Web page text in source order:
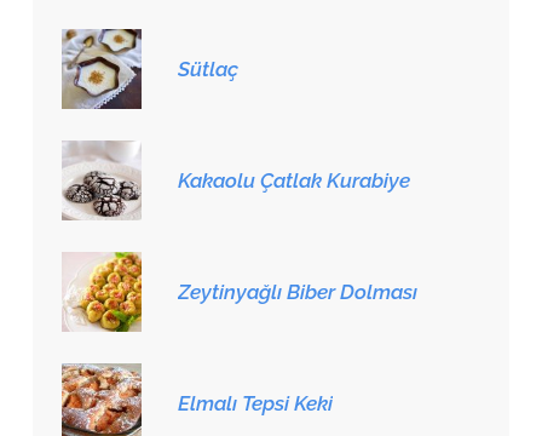
Sütlaç
Kakaolu Çatlak Kurabiye
Zeytinyağlı Biber Dolması
Elmalı Tepsi Keki